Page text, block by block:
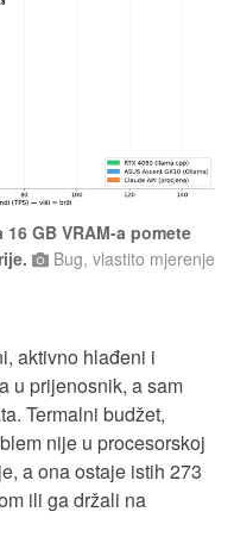
GB VRAM-a pomete
Bug, vlastito mjerenje
aktivno hlađeni i
u prijenosnik, a sam
Termalni budžet,
nije u procesorskoj
a ona ostaje istih 273
ili ga držali na